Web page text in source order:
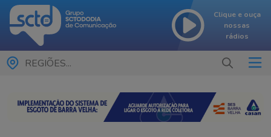
Clique e ouça
nossas
rádios
REGIÕES...